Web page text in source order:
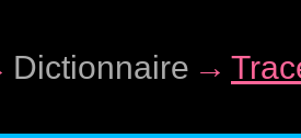
Dictionnaire →